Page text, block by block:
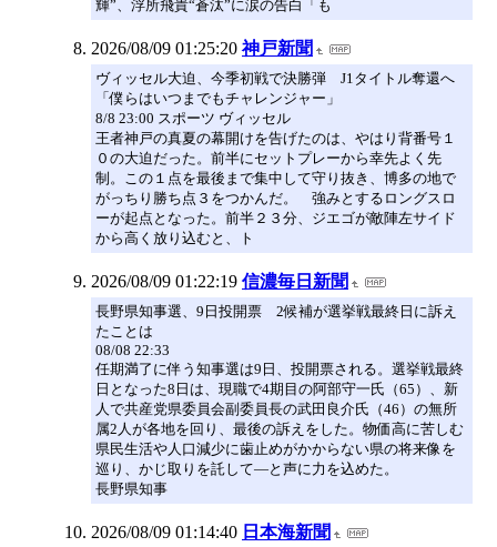
輝”、浮所飛貴“蒼汰”に涙の告白「も
2026/08/09 01:25:20 神戸新聞
ヴィッセル大迫、今季初戦で決勝弾 J1タイトル奪還へ
「僕らはいつまでもチャレンジャー」
8/8 23:00 スポーツ ヴィッセル
王者神戸の真夏の幕開けを告げたのは、やはり背番号１
０の大迫だった。前半にセットプレーから幸先よく先
制。この１点を最後まで集中して守り抜き、博多の地で
がっちり勝ち点３をつかんだ。 強みとするロングスロ
ーが起点となった。前半２３分、ジエゴが敵陣左サイド
から高く放り込むと、ト
2026/08/09 01:22:19 信濃毎日新聞
長野県知事選、9日投開票 2候補が選挙戦最終日に訴え
たことは
08/08 22:33
任期満了に伴う知事選は9日、投開票される。選挙戦最終
日となった8日は、現職で4期目の阿部守一氏（65）、新
人で共産党県委員会副委員長の武田良介氏（46）の無所
属2人が各地を回り、最後の訴えをした。物価高に苦しむ
県民生活や人口減少に歯止めがかからない県の将来像を
巡り、かじ取りを託して―と声に力を込めた。
長野県知事
2026/08/09 01:14:40 日本海新聞